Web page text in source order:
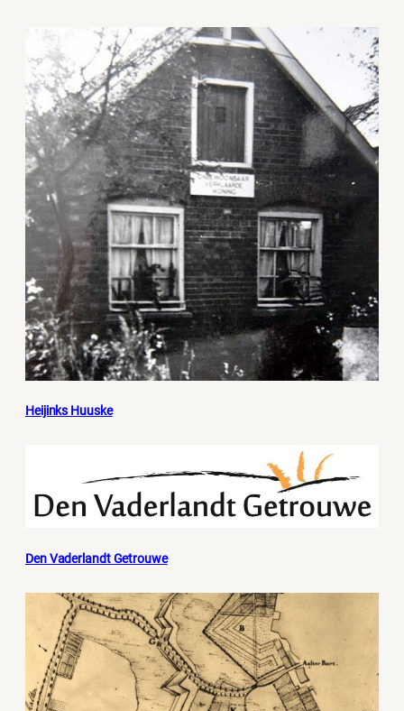
Heijinks Huuske
Den Vaderlandt Getrouwe